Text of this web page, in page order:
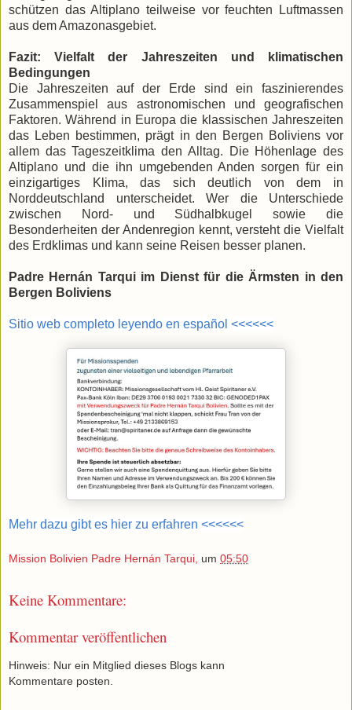
schützen das Altiplano teilweise vor feuchten Luftmassen
aus dem Amazonasgebiet.
Fazit: Vielfalt der Jahreszeiten und klimatischen
Bedingungen
Die Jahreszeiten auf der Erde sind ein faszinierendes
Zusammenspiel aus astronomischen und geografischen
Faktoren. Während in Europa die klassischen Jahreszeiten
das Leben bestimmen, prägt in den Bergen Boliviens vor
allem das Tageszeitklima den Alltag. Die Höhenlage des
Altiplano und die ihn umgebenden Anden sorgen für ein
einzigartiges Klima, das sich deutlich von dem in
Norddeutschland unterscheidet. Wer die Unterschiede
zwischen Nord- und Südhalbkugel sowie die
Besonderheiten der Andenregion kennt, versteht die Vielfalt
des Erdklimas und kann seine Reisen besser planen.
Padre Hernán Tarqui im Dienst für die Ärmsten in den
Bergen Boliviens
Sitio web completo leyendo en español <<<<<<
Mehr dazu gibt es hier zu erfahren <<<<<<
Mission Bolivien Padre Hernán Tarqui, um 05:50
Keine Kommentare:
Kommentar veröffentlichen
Hinweis: Nur ein Mitglied dieses Blogs kann
Kommentare posten.